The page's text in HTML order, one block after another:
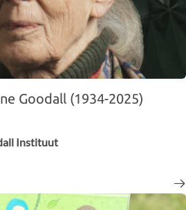
Goodall (1934-2025)
Instituut